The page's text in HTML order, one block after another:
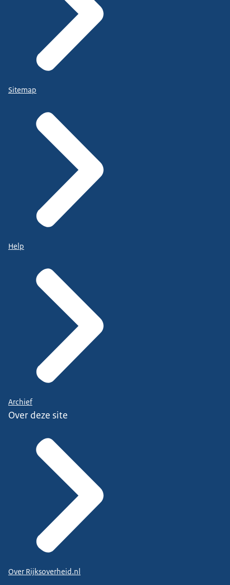
Sitemap
Help
Archief
Over deze site
Over Rijksoverheid.nl